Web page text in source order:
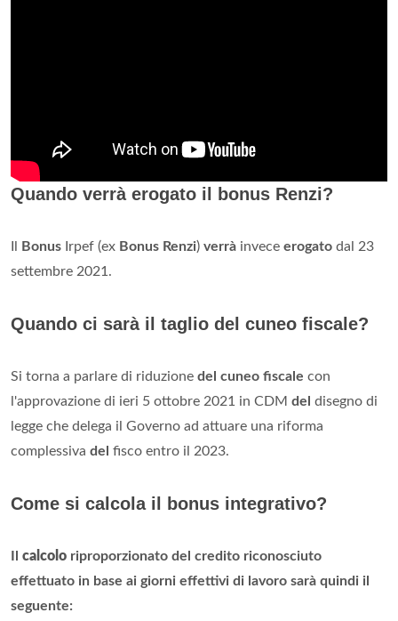
Quando verrà erogato il bonus Renzi?
Bonus Irpef (ex Bonus Renzi) verrà invece erogato dal 23
settembre 2021.
Quando ci sarà il taglio del cuneo fiscale?
Si torna a parlare di riduzione del cuneo fiscale con
l'approvazione di ieri 5 ottobre 2021 in CDM del disegno di
legge che delega il Governo ad attuare una riforma
complessiva del fisco entro il 2023.
Come si calcola il bonus integrativo?
calcolo riproporzionato del credito riconosciuto
effettuato in base ai giorni effettivi di lavoro sarà quindi il
seguente: